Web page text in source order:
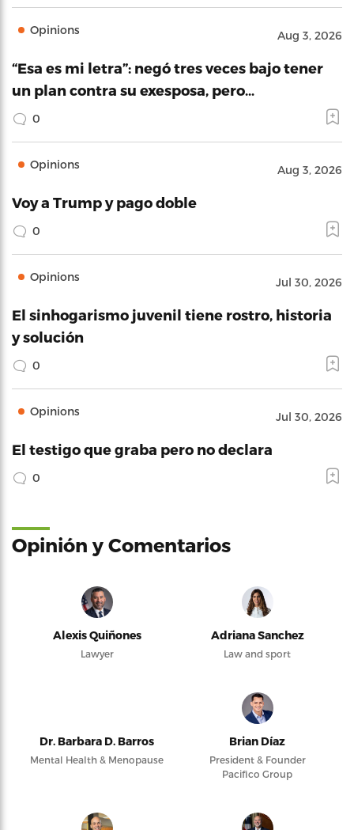
Opinions Aug 3, 2026
“Esa es mi letra”: negó tres veces bajo tener
un plan contra su exesposa, pero…
0
Opinions Aug 3, 2026
Voy a Trump y pago doble
0
Opinions Jul 30, 2026
El sinhogarismo juvenil tiene rostro, historia
y solución
0
Opinions Jul 30, 2026
El testigo que graba pero no declara
0
Opinión y Comentarios
Alexis Quiñones
Lawyer
Adriana Sanchez
Law and sport
Dr. Barbara D. Barros
Mental Health & Menopause
Brian Díaz
President & Founder
Pacifico Group